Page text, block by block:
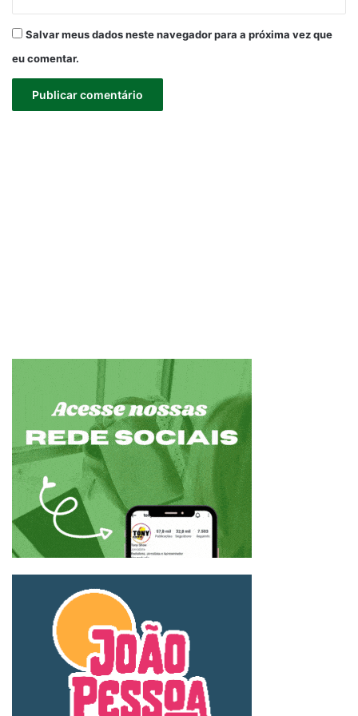
Salvar meus dados neste navegador para a próxima vez que
eu comentar.